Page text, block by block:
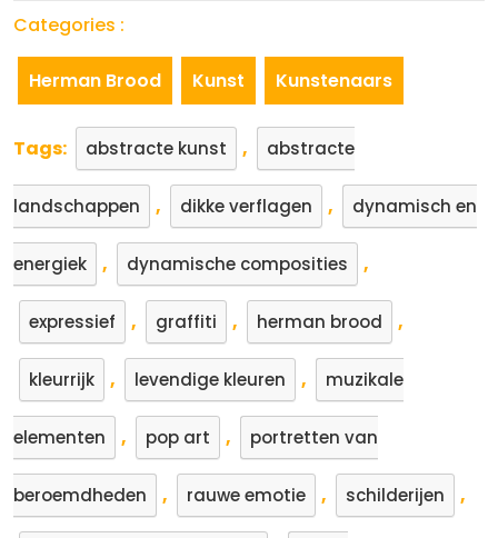
Categories :
Herman Brood Kunst Kunstenaars
Tags: abstracte kunst , abstracte
landschappen , dikke verflagen , dynamisch en
energiek , dynamische composities ,
expressief , graffiti , herman brood ,
kleurrijk , levendige kleuren , muzikale
elementen , pop art , portretten van
beroemdheden , rauwe emotie , schilderijen ,